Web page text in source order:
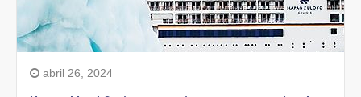
abril 26, 2024